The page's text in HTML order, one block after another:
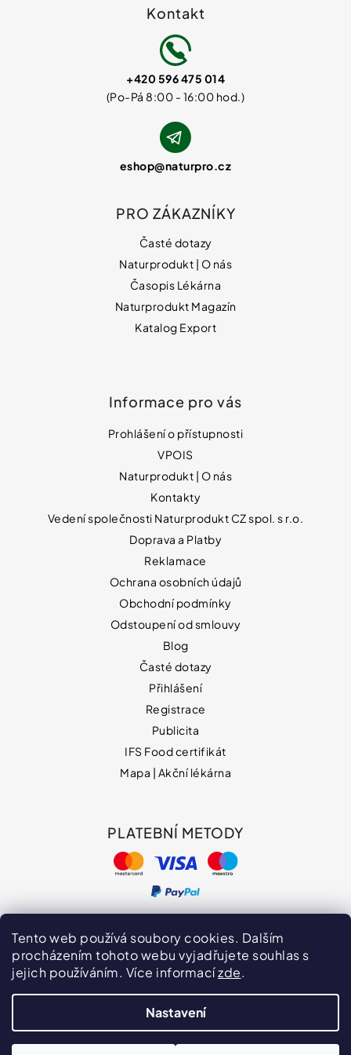
Tento web používá soubory cookies. Dalším
procházením tohoto webu vyjadřujete souhlas s
jejich používáním. Více informacízde.
Nastavení
Kontakt
eshop@naturpro.cz
+420 596 475 014
PRO ZÁKAZNÍKY
Časté dotazy
Naturprodukt | O nás
Časopis Lékárna
Naturprodukt Magazín
Katalog Export
Informace pro vás
Prohlášení o přístupnosti
VPOIS
Naturprodukt | O nás
Kontakty
Vedení společnosti Naturprodukt CZ spol. s r.o.
Doprava a Platby
Reklamace
Ochrana osobních údajů
Obchodní podmínky
Odstoupení od smlouvy
Blog
Časté dotazy
Přihlášení
Registrace
Publicita
IFS Food certifikát
Mapa | Akční lékárna
PLATEBNÍ METODY
Hodnocení obchodu VPOIS Publicita
Vytvořil Shoptet
Copyright 2026naturprodukt.cz. Všechna práva